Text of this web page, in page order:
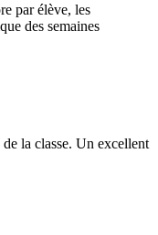
par élève, les
des semaines
la classe. Un excellent